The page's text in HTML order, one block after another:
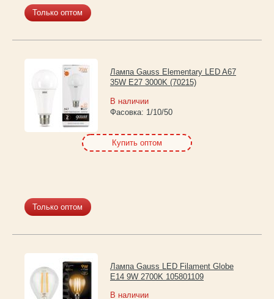
Только оптом
Лампа Gauss Elementary LED A67
35W E27 3000K (70215)
В наличии
Фасовка: 1/10/50
Купить оптом
Только оптом
Лампа Gauss LED Filament Globe
E14 9W 2700K 105801109
В наличии